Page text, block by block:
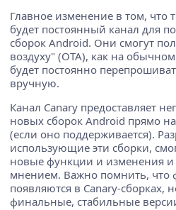
Главное изменение в том, что
будет постоянный канал для
сборок Android. Они смогут
воздуху" (OTA), как на
будет постоянно
вручную.
Канал Canary предоставляет
новых сборок Android прямо
(если оно поддерживается).
использующие эти сборки,
новые функции и изменения и
мнением. Важно помнить, что
появляются в Canary-сборках,
финальные, стабильные